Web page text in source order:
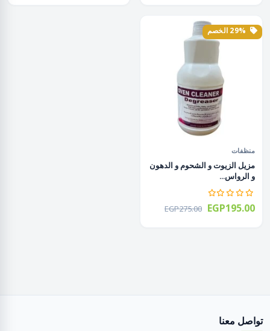
منظفات
مزيل الزيوت و الشحوم و الدهون
و الرواس...
EGP275.00 EGP195.00
تواصل معنا